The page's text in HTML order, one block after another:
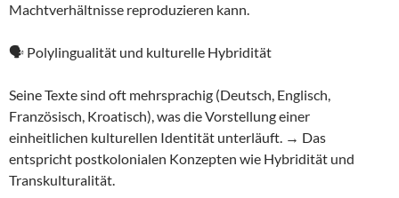
Machtverhältnisse reproduzieren kann.
🗣️ Polylingualität und kulturelle Hybridität
Seine Texte sind oft mehrsprachig (Deutsch, Englisch,
Französisch, Kroatisch), was die Vorstellung einer
einheitlichen kulturellen Identität unterläuft. → Das
entspricht postkolonialen Konzepten wie Hybridität und
Transkulturalität.